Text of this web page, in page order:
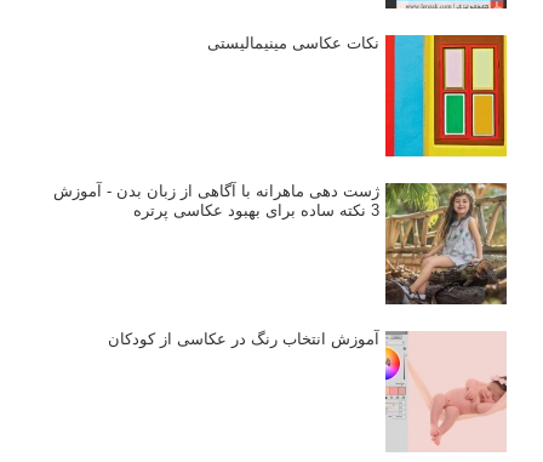
نکات عکاسی مینیمالیستی
ژست دهی ماهرانه با آگاهی از زبان بدن - آموزش
3 نکته ساده برای بهبود عکاسی پرتره
آموزش انتخاب رنگ در عکاسی از کودکان